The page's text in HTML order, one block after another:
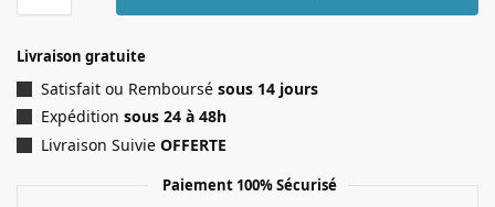
Livraison gratuite
Satisfait ou Remboursé sous 14 jours
Expédition sous 24 à 48h
Livraison Suivie OFFERTE
Paiement 100% Sécurisé